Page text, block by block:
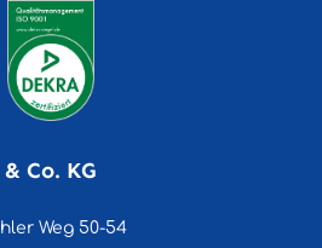
Co. KG
Weg 50-54